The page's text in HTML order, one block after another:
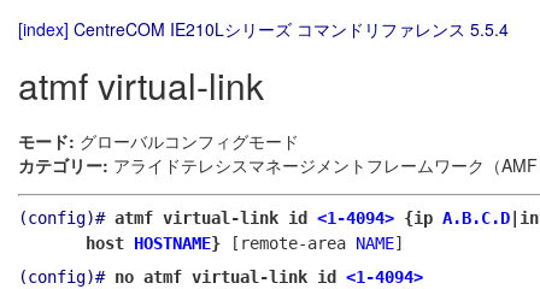
[index] CentreCOM IE210Lシリーズ コマンドリファレンス 5.5.4
atmf virtual-link
モード: グローバルコンフィグモード
カテゴリー: アライドテレシスマネージメントフレームワーク（
(config)# atmf virtual-link id <1-4094> {ip A.B.C.D
host HOSTNAME} [remote-area NAME]
(config)# no atmf virtual-link id <1-4094>